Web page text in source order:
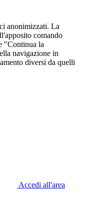
anonimizzati. La
comando
"Continua la
navigazione in
diversi da quelli
Accedi all'area